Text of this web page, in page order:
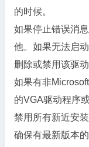
的时候。
如果停止错误消
他。如果无法启
删除或禁用该驱动
如果有非
的VGA驱动程序
禁用所有新近安装
确保有最新版本